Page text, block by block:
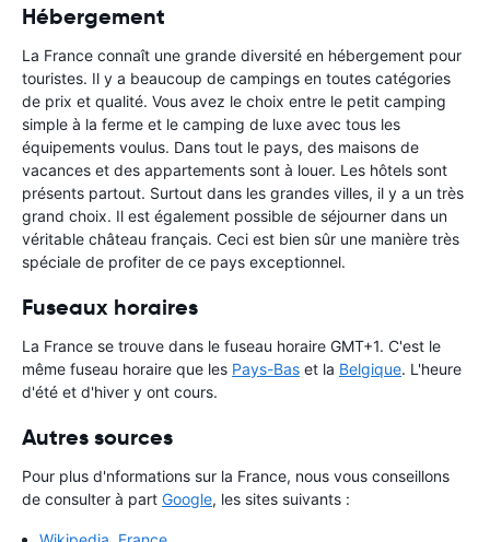
Hébergement
La France connaît une grande diversité en hébergement pour
touristes. Il y a beaucoup de campings en toutes catégories
de prix et qualité. Vous avez le choix entre le petit camping
simple à la ferme et le camping de luxe avec tous les
équipements voulus. Dans tout le pays, des maisons de
vacances et des appartements sont à louer. Les hôtels sont
présents partout. Surtout dans les grandes villes, il y a un très
grand choix. Il est également possible de séjourner dans un
véritable château français. Ceci est bien sûr une manière très
spéciale de profiter de ce pays exceptionnel.
Fuseaux horaires
La France se trouve dans le fuseau horaire GMT+1. C'est le
même fuseau horaire que les Pays-Bas et la Belgique. L'heure
d'été et d'hiver y ont cours.
Autres sources
Pour plus d'nformations sur la France, nous vous conseillons
de consulter à part Google, les sites suivants :